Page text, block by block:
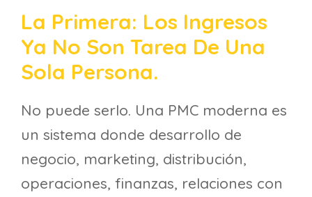
La Primera: Los Ingresos
Ya No Son Tarea De Una
Sola Persona.
No puede serlo. Una PMC moderna es
un sistema donde desarrollo de
negocio, marketing, distribución,
operaciones, finanzas, relaciones con